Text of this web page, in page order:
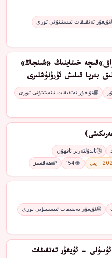
ئۇيغۇر تەتقىقات ئىنستىتۇتى تورى
خىتاينىڭ «شىنجاڭ»
بەرپا قىلىش ئۇرۇنۇشلىرى
ئۇيغۇر تەتقىقات ئىنستىتۇتى تورى
ئابدۇلئەزىز ئاقھۇن
- يىل 154 ھەقسىز
ئۇيغۇر تەتقىقات ئىنستىتۇتى تورى
– ئۇيغۇر تەتقىقات